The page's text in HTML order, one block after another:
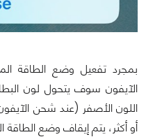
الآيفون سوف يتحول لون
أو أكثر، يتم إيقاف وضع